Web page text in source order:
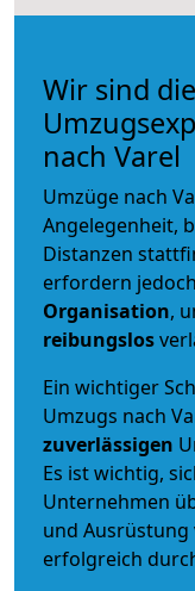
Wir sind
nach Varel
Umzüge nach
Angelegenheit,
Distanzen
erfordern
Organisation,
reibungslos
Ein wichtiger
Umzugs nach
zuverlässigen
Es ist wichtig,
Unternehmen
und
erfolgreich